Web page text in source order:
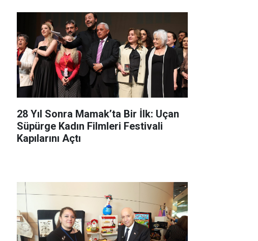
28 Yıl Sonra Mamak’ta Bir İlk: Uçan
Süpürge Kadın Filmleri Festivali
Kapılarını Açtı